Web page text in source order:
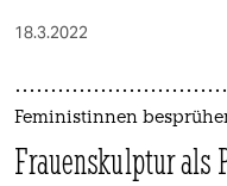
18.3.2022
Feministinnen
Frauenskulptur als